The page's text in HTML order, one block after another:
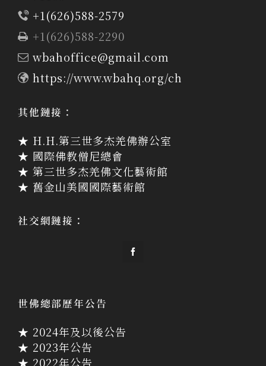
+1(626)588-2579
+1(626)588-2290
wbahoffice@gmail.com
https://www.wbahq.org/ch
其他鏈接：
★ H.H.第三世多杰羌佛辦公室
★ 國際佛教僧尼總會
★ 第三世多杰羌佛文化藝術館
★ 舊金山美國國際藝術館
社交網鏈接：
世佛總部歷年公告
★ 2024年及以後公告
★ 2023年公告
★ 2022年公告